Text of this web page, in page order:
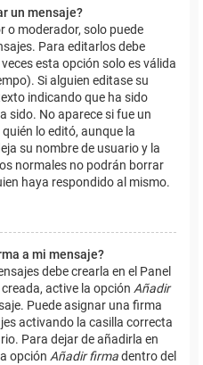
un mensaje?
o moderador, solo puede
Para editarlos debe
esta opción solo es válida
Si alguien editase su
indicando que ha sido
sido. No aparece si fue un
lo editó, aunque la
su nombre de usuario y la
normales no podrán borrar
haya respondido al mismo.
a mi mensaje?
debe crearla en el Panel
active la opción Añadir
Puede asignar una firma
activando la casilla correcta
Para dejar de añadirla en
opción Añadir firmadentro del